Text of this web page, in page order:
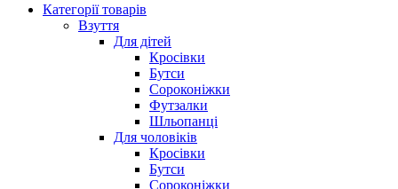
Категорії товарів
Взуття
Для дітей
Кросівки
Бутси
Сороконіжки
Футзалки
Шльопанці
Для чоловіків
Кросівки
Бутси
Сороконіжки